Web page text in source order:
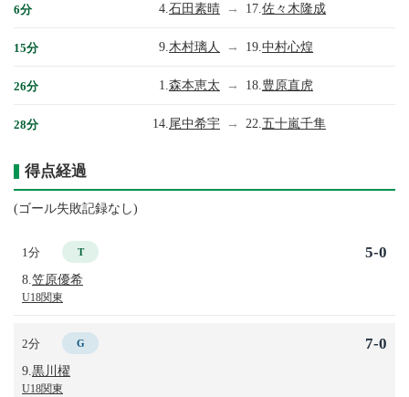
6分 4. 石田素晴 → 17. 佐々木隆成
15分 9. 木村璃人 → 19. 中村心煌
26分 1. 森本恵太 → 18. 豊原直虎
28分 14. 尾中希宇 → 22. 五十嵐千隼
得点経過
(ゴール失敗記録なし)
1分 T
8. 笠原優希
U18関東
5-0
2分 G
9. 黒川櫂
U18関東
7-0